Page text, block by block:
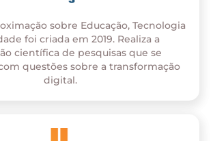
sobre Educação, Tecnologia
foi criada em 2019. Realiza a
científica de pesquisas que se
questões sobre a transformação
digital.